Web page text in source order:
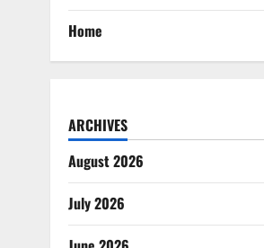
Home
ARCHIVES
August 2026
July 2026